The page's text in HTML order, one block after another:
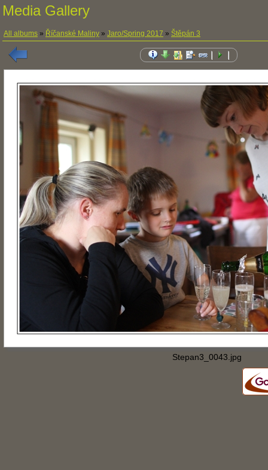
Media Gallery
All albums » Říčanské Maliny » Jaro/Spring 2017 » Štěpán 3
Stepan3_0043.jpg